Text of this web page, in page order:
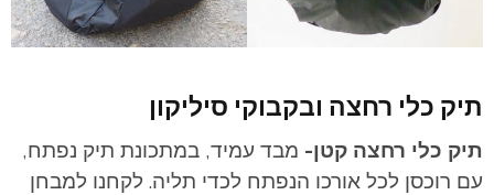
תיק כלי רחצה ובקבוקי סיליקון
תיק כלי רחצה קטן- מבד עמיד, במתכונת תיק נפתח,
עם רוכסן לכל אורכו הנפתח לכדי תליה. לקחנו למבחן